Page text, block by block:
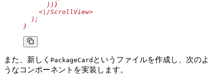
      ))}
    <\/ScrollView>
  );
}
また、新しく PackageCard というファイルを作成し、次のよ
うなコンポーネントを実装します。